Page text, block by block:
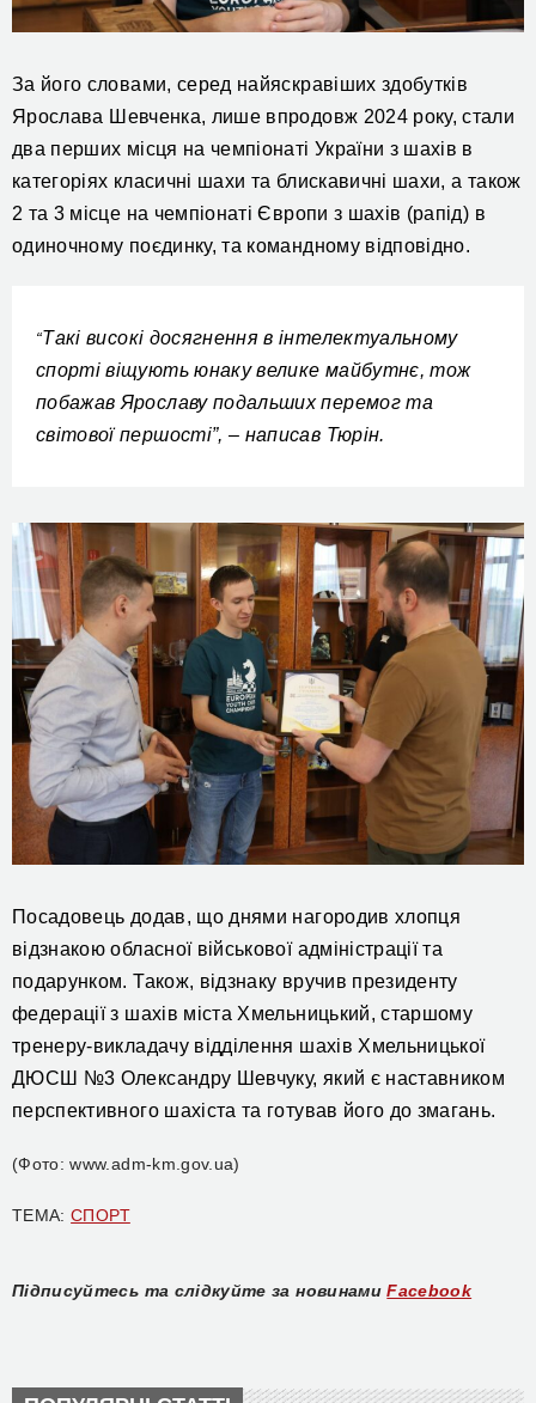
За його словами, серед найяскравіших здобутків
Ярослава Шевченка, лише впродовж 2024 року, стали
два перших місця на чемпіонаті України з шахів в
категоріях класичні шахи та блискавичні шахи, а також
2 та 3 місце на чемпіонаті Європи з шахів (рапід) в
одиночному поєдинку, та командному відповідно.
“Такі високі досягнення в інтелектуальному
спорті віщують юнаку велике майбутнє, тож
побажав Ярославу подальших перемог та
світової першості”, – написав Тюрін.
Посадовець додав, що днями нагородив хлопця
відзнакою обласної військової адміністрації та
подарунком. Також, відзнаку вручив президенту
федерації з шахів міста Хмельницький, старшому
тренеру-викладачу відділення шахів Хмельницької
ДЮСШ №3 Олександру Шевчуку, який є наставником
перспективного шахіста та готував його до змагань.
(Фото: www.adm-km.gov.ua)
ТЕМА:СПОРТ
Підписуйтесь та слідкуйте за новинами Facebook